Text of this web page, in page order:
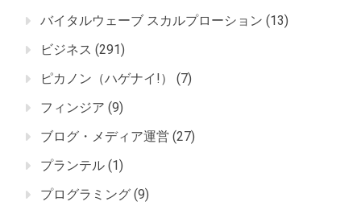
バイタルウェーブ スカルプローション (13)
ビジネス (291)
ピカノン（ハゲナイ!）
(7)
フィンジア (9)
ブログ・メディア運営 (27)
プランテル (1)
プログラミング (9)